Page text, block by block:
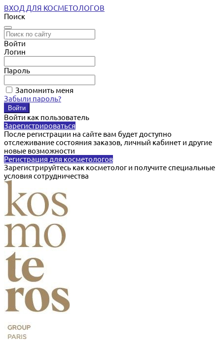
ВХОД ДЛЯ КОСМЕТОЛОГОВ
Поиск
Войти
Логин
Пароль
Запомнить меня
Забыли пароль?
Войти как пользователь
Зарегистрироваться
После регистрации на сайте вам будет доступно
отслеживание состояния заказов, личный кабинет и другие
новые возможности
Регистрация для косметологов
Зарегистрируйтесь как косметолог и получите специальные
условия сотрудничества